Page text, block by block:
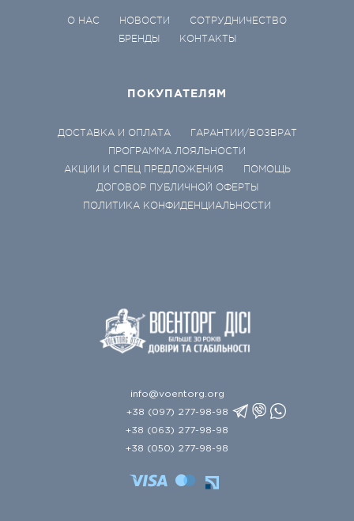
О НАС НОВОСТИ
СОТРУДНИЧЕСТВО
БРЕНДЫ
КОНТАКТЫ
ПОКУПАТЕЛЯМ
ДОСТАВКА И ОПЛАТА
ГАРАНТИИ/ВОЗВРАТ
ПРОГРАММА ЛОЯЛЬНОСТИ
АКЦИИ И СПЕЦ ПРЕДЛОЖЕНИЯ
ПОМОЩЬ
ДОГОВОР ПУБЛИЧНОЙ ОФЕРТЫ
ПОЛИТИКА КОНФИДЕНЦИАЛЬНОСТИ
info@voentorg.org
+38 (097) 277-98-98
+38 (063) 277-98-98
+38 (050) 277-98-98